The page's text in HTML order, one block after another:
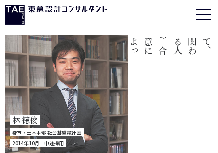
、
関
わ
る
人
の
合
意
に
よ
っ
て
正
解
が
見
え
て
き
ま
す
。
林 徳俊
都市・土木本部 社会基盤設計室
2014年10月 中途採用